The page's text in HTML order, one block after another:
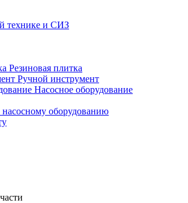
технике и СИЗ
Резиновая плитка
Ручной инструмент
Насосное оборудование
оборудованию